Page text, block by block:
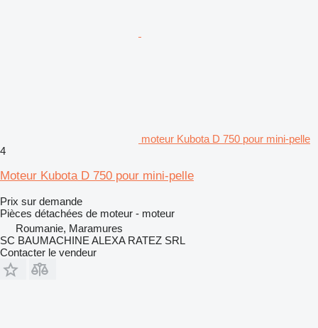
moteur Kubota D 750 pour mini-pelle
4
Moteur Kubota D 750 pour mini-pelle
Prix sur demande
Pièces détachées de moteur - moteur
Roumanie, Maramures
SC BAUMACHINE ALEXA RATEZ SRL
Contacter le vendeur